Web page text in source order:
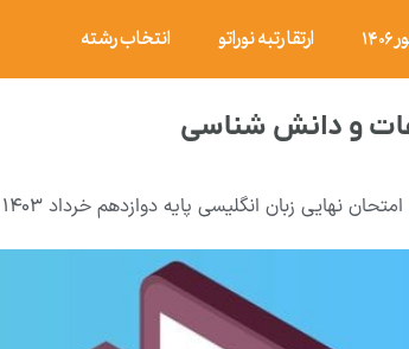
ارتقا رتبه نوراتو انتخاب رشته
و دانش شناسی
امتحان نهایی زبان انگلیسی پایه دوازدهم خرداد ۱۴۰۳ با پاسخ تشریحی